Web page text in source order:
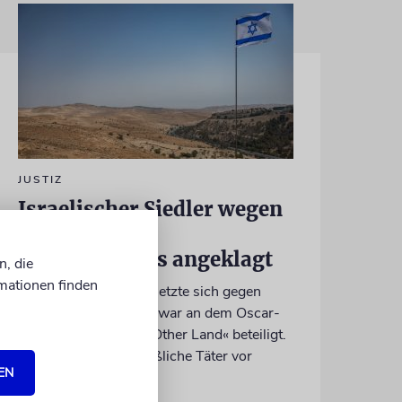
JUSTIZ
Israelischer Siedler wegen
Palästinensers angeklagt
Der getötete Aktivist setzte sich gegen
Siedlergewalt ein und war an dem Oscar-
prämierten Film »No Other Land« beteiligt.
Jetzt steht der mutmaßliche Täter vor
die
finden